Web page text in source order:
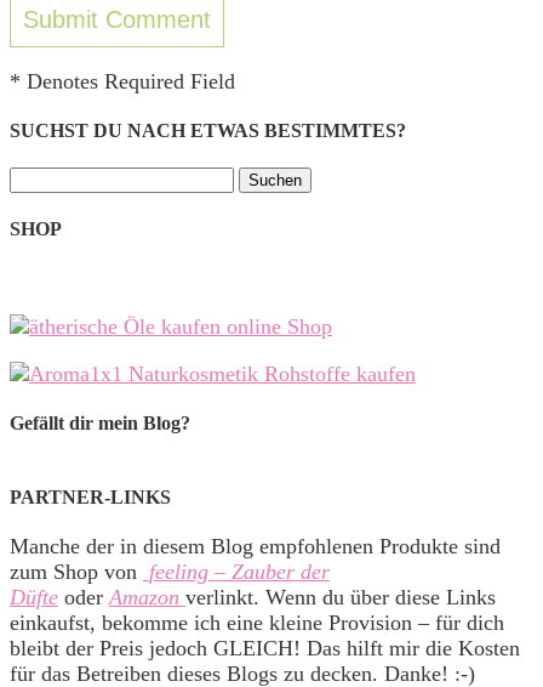
* Denotes Required Field
SUCHST DU NACH ETWAS BESTIMMTES?
nach:
SHOP
Gefällt dir mein Blog?
PARTNER-LINKS
Manche der in diesem Blog empfohlenen Produkte sind
zum Shop von feeling – Zauber der
Düfte oder Amazon verlinkt. Wenn du über diese Links
einkaufst, bekomme ich eine kleine Provision – für dich
bleibt der Preis jedoch GLEICH! Das hilft mir die Kosten
für das Betreiben dieses Blogs zu decken. Danke! :-)